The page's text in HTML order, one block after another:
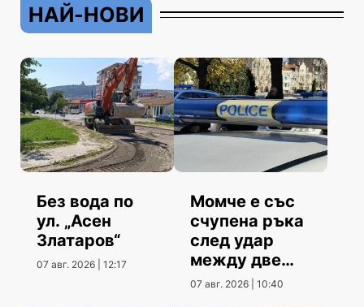
НАЙ-НОВИ
Без вода по
ул. „Асен
Златаров“
07 авг. 2026 | 12:17
Момче е със
счупена ръка
след удар
между две
коли
07 авг. 2026 | 10:40